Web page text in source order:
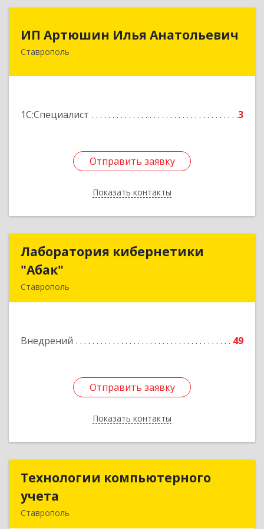
ИП Артюшин Илья Анатольевич
Ставрополь
1С:Специалист 3
Отправить заявку
Показать контакты
355013, Ставропольский край, Ставрополь г,
Отправить заявку
Назад
Лаборатория кибернетики
"Абак"
Ставрополь
Внедрений 49
Отправить заявку
Показать контакты
Лаборатория кибернетики
Подробнее
Отправить заявку
Назад
Технологии компьютерного
учета
Ставрополь
Технологии компьютерного